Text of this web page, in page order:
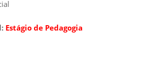
Estágio de Pedagogia